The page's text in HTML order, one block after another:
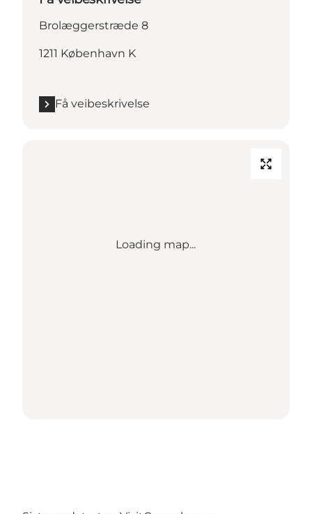
Brolæggerstræde 8
1211 København K
Få veibeskrivelse
Loading map...